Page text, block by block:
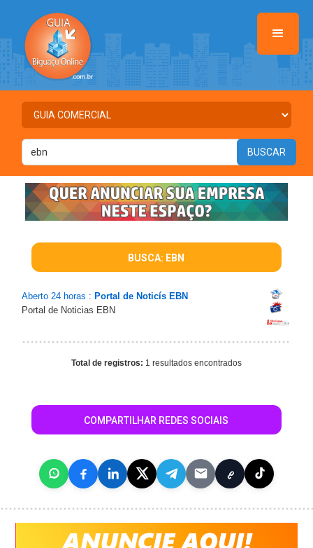
BUSCA: EBN
Aberto 24 horas : Portal de Noticís EBN
Portal de Noticias EBN
Total de registros: 1 resultados encontrados
COMPARTILHAR REDES SOCIAIS